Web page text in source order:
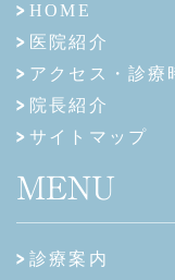
HOME
医院紹介
アクセス・診療
院長紹介
サイトマップ
MENU
診療案内